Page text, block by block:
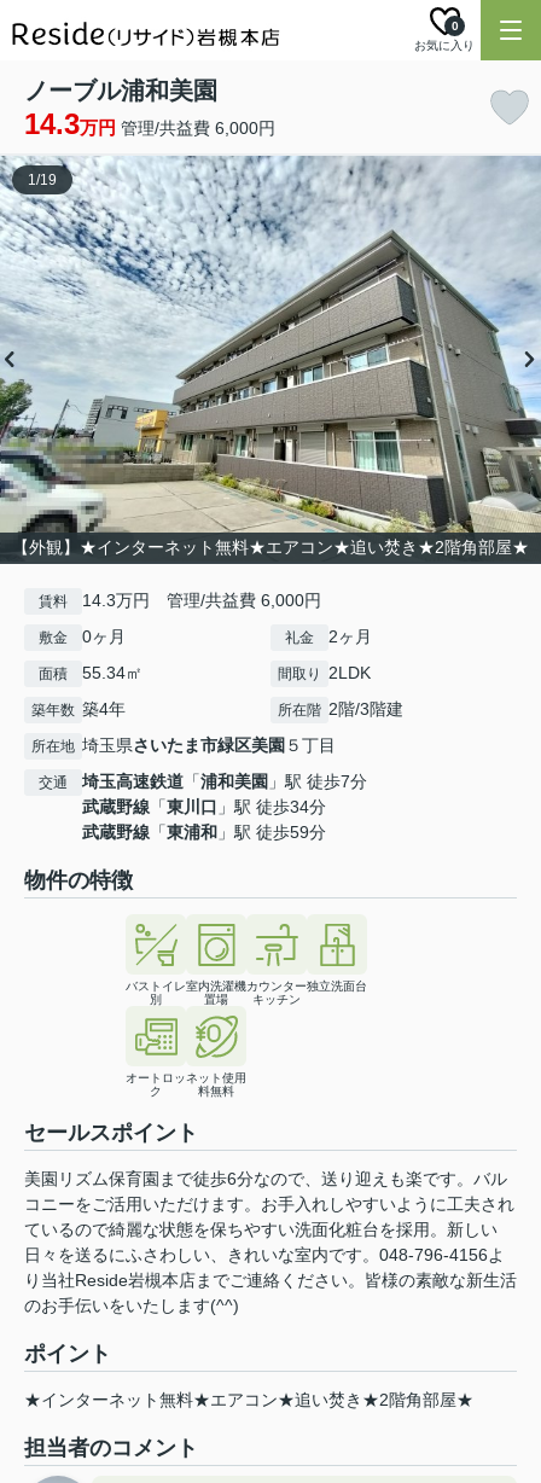
お気に入り
0
ノーブル浦和美園
14.3万円 管理/共益費 6,000円
【外観】★インターネット無料★エアコン★追い焚き★2階角部屋★
1/19
賃料 14.3万円 管理/共益費 6,000円
敷金 0ヶ月 礼金 2ヶ月
面積 55.34㎡ 間取り 2LDK
築年数 築4年 所在階 2階/3階建
所在地 埼玉県さいたま市緑区美園 ５丁目
交通 埼玉高速鉄道 「浦和美園 」駅 徒歩7分
武蔵野線 「東川口 」駅 徒歩34分
武蔵野線 「東浦和 」駅 徒歩59分
物件の特徴
バストイレ
別
室内洗濯機
置場
カウンター
キッチン
独立洗面台
オートロッ
ク
ネット使用
料無料
セールスポイント
美園リズム保育園まで徒歩6分なので、送り迎えも楽です。バル
コニーをご活用いただけます。お手入れしやすいように工夫され
ているので綺麗な状態を保ちやすい洗面化粧台を採用。新しい
日々を送るにふさわしい、きれいな室内です。048-796-4156よ
り当社Reside岩槻本店までご連絡ください。皆様の素敵な新生活
のお手伝いをいたします(^^)
ポイント
★インターネット無料★エアコン★追い焚き★2階角部屋★
担当者のコメント